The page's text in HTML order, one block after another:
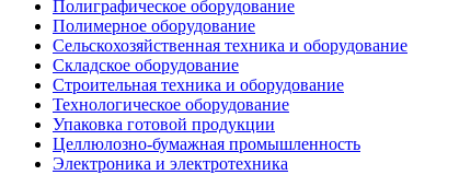
Полиграфическое оборудование
Полимерное оборудование
Сельскохозяйственная техника и оборудование
Складское оборудование
Строительная техника и оборудование
Технологическое оборудование
Упаковка готовой продукции
Целлюлозно-бумажная промышленность
Электроника и электротехника